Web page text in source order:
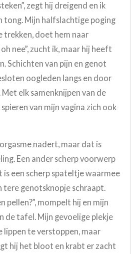
zegt hij dreigend en ik
tong. Mijn halfslachtige poging
trekken, doet hem naar
nee”, zucht ik, maar hij heeft
Schichten van pijn en genot
oogleden langs en door
elk samenknijpen van de
van mijn vagina zich ook
nadert, maar dat is
Een ander scherp voorwerp
een scherp spateltje waarmee
tere genotsknopje schraapt.
pellen?”, mompelt hij en mijn
de tafel. Mijn gevoelige plekje
lippen te verstoppen, maar
hij het bloot en krabt er zacht